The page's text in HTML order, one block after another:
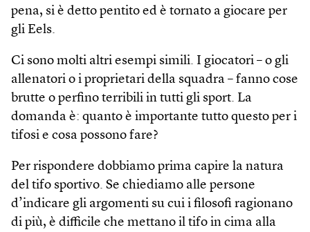
pena, si è detto pentito ed è tornato a giocare per
gli Eels.
Ci sono molti altri esempi simili. I giocatori – o gli
allenatori o i proprietari della squadra – fanno cose
brutte o perfino terribili in tutti gli sport. La
domanda è: quanto è importante tutto questo per i
tifosi e cosa possono fare?
Per rispondere dobbiamo prima capire la natura
del tifo sportivo. Se chiediamo alle persone
d’indicare gli argomenti su cui i filosofi ragionano
di più, è difficile che mettano il tifo in cima alla